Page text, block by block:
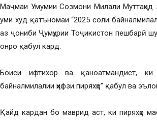
Маҷмаи Умумии Созмони Милали Муттаҳид
уми худ қатъномаи “2025 соли
аз ҷониби Ҷумҳурии Тоҷикистон пешбарӣ
онро қабул кард.
Боиси ифтихор ва қаноатмандист,
байналмилалии ҳифзи пиряхҳо” қабул ва
Қайд кардан бо маврид аст, ки пиряхҳо